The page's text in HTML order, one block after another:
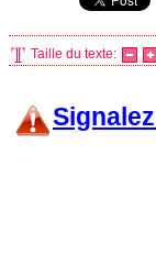
Taille du texte: